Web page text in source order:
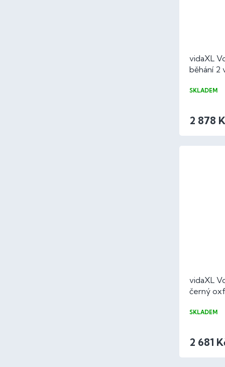
vidaXL
běhání 2
SKLADEM
2 878
vidaXL
černý
SKLADEM
2 681